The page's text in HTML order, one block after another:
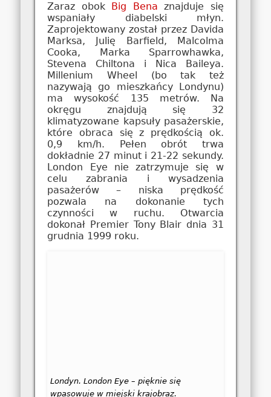
Zaraz obok Big Bena znajduje się
wspaniały diabelski młyn.
Zaprojektowany został przez Davida
Marksa, Julię Barfield, Malcolma
Cooka, Marka Sparrowhawka,
Stevena Chiltona i Nica Baileya.
Millenium Wheel (bo tak też
nazywają go mieszkańcy Londynu)
ma wysokość 135 metrów. Na
okręgu znajdują się 32
klimatyzowane kapsuły pasażerskie,
które obraca się z prędkością ok.
0,9 km/h. Pełen obrót trwa
dokładnie 27 minut i 21-22 sekundy.
London Eye nie zatrzymuje się w
celu zabrania i wysadzenia
pasażerów – niska prędkość
pozwala na dokonanie tych
czynności w ruchu. Otwarcia
dokonał Premier Tony Blair dnia 31
grudnia 1999 roku.
Londyn. London Eye – pięknie się
wpasowuje w miejski krajobraz.